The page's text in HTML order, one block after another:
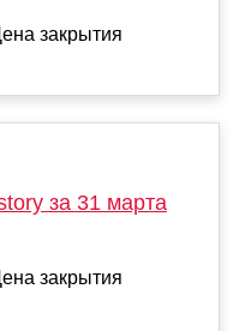
закрытия
за 31 марта
закрытия